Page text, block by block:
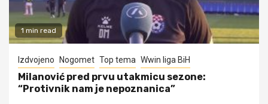
1 min read
Izdvojeno Nogomet Top tema Wwin liga BiH
Milanović pred prvu utakmicu sezone:
“Protivnik nam je nepoznanica”